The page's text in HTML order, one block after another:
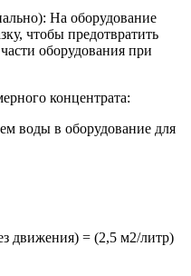
На оборудование
чтобы предотвратить
оборудования при
концентрата:
воды в оборудование для
движения) = (2,5 м2/литр)